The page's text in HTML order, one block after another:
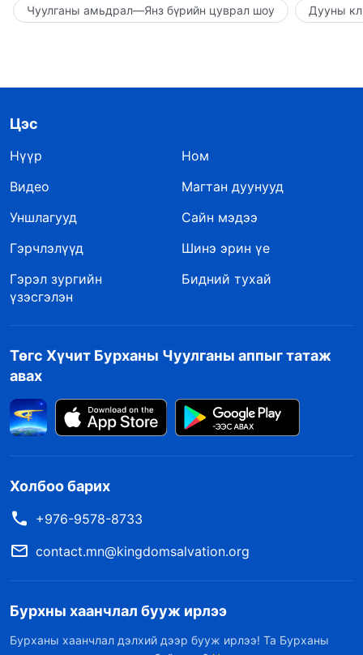
Чуулганы амьдрал—Янз бүрийн цуврал шоу Дууны
Цэс
Нүүр
Ном
Видео
Магтан дуунууд
Уншлагууд
Сайн мэдээ
Гэрчлэлүүд
Шинэ эрин үе
Гэрэл зургийн
үзэсгэлэн
Бидний тухай
Төгс Хүчит Бурханы Чуулганы аппыг татаж
авах
Холбоо барих
+976-9578-8733
contact.mn@kingdomsalvation.org
Бурхны хаанчлал бууж ирлээ
Бурханы хаанчлал дэлхий дээр бууж ирлээ! Та Бурханы